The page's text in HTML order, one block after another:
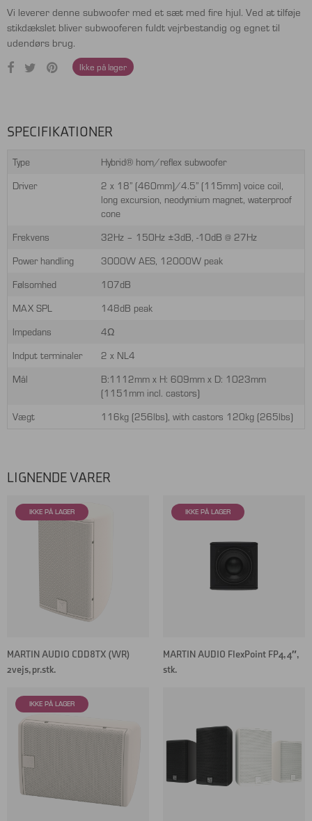
Vi leverer denne subwoofer med et sæt med fire hjul. Ved at tilføje
stikdækslet bliver subwooferen fuldt vejrbestandig og egnet til
udendørs brug.
Ikke på lager
SPECIFIKATIONER
Type
Hybrid® horn/reflex subwoofer
Driver
2 x 18” (460mm)/4.5” (115mm) voice coil,
long excursion, neodymium magnet, waterproof
cone
Frekvens
32Hz – 150Hz ±3dB, -10dB @ 27Hz
Power handling
3000W AES, 12000W peak
Følsomhed
107dB
MAX SPL
148dB peak
Impedans
4Ω
Indput terminaler
2 x NL4
Mål
B:1112mm x H: 609mm x D: 1023mm
(1151mm incl. castors)
Vægt
116kg (256lbs), with castors 120kg (265lbs)
LIGNENDE VARER
MARTIN AUDIO CDD8TX (WR)
2vejs, pr.stk.
MARTIN AUDIO FlexPoint FP4, 4″,
stk.